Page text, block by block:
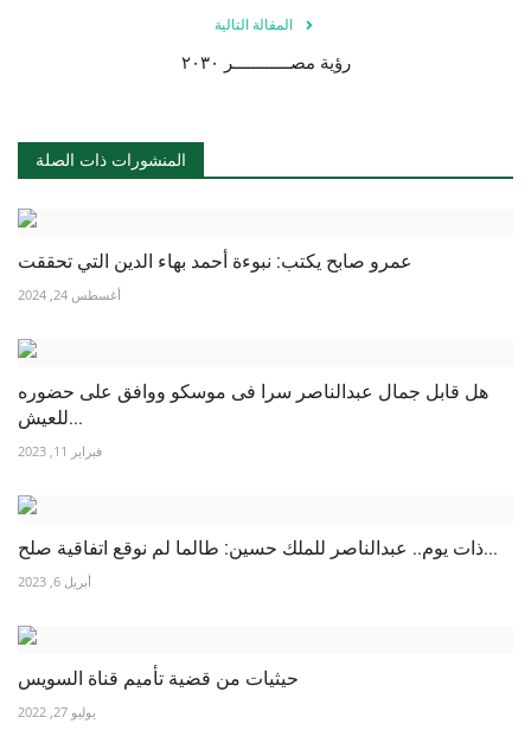
المقالة التالية
رؤية مصــــــــــــر ٢٠٣٠
المنشورات ذات الصلة
عمرو صابح يكتب: نبوءة أحمد بهاء الدين التي تحققت
أغسطس 24, 2024
هل قابل جمال عبدالناصر سرا فى موسكو ووافق على حضوره
للعيش...
فبراير 11, 2023
ذات يوم.. عبدالناصر للملك حسين: طالما لم نوقع اتفاقية صلح...
أبريل 6, 2023
حيثيات من قضية تأميم قناة السويس
يوليو 27, 2022